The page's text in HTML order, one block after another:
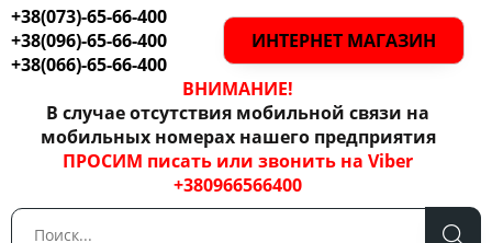
+38(073)-65-66-400
+38(096)-65-66-400
+38(066)-65-66-400
ИНТЕРНЕТ МАГАЗИН
ВНИМАНИЕ!
В случае отсутствия мобильной связи на
мобильных номерах нашего предприятия
ПРОСИМ писать или звонить на Viber
+380966566400